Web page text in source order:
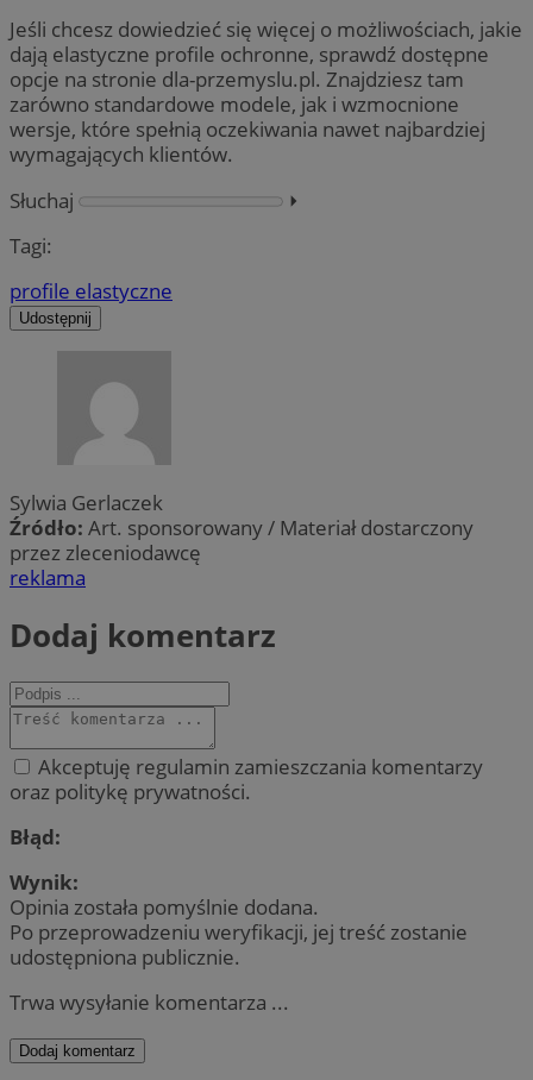
Jeśli chcesz dowiedzieć się więcej o możliwościach, jakie
dają elastyczne profile ochronne, sprawdź dostępne
opcje na stronie dla-przemyslu.pl. Znajdziesz tam
zarówno standardowe modele, jak i wzmocnione
wersje, które spełnią oczekiwania nawet najbardziej
wymagających klientów.
Słuchaj
⏵︎
Tagi:
profile elastyczne
Udostępnij
Sylwia Gerlaczek
Źródło: Art. sponsorowany / Materiał dostarczony
przez zleceniodawcę
reklama
Dodaj komentarz
Akceptuję regulamin zamieszczania komentarzy
oraz politykę prywatności.
Błąd:
Wynik:
Opinia została pomyślnie dodana.
Po przeprowadzeniu weryfikacji, jej treść zostanie
udostępniona publicznie.
Trwa wysyłanie komentarza ...
Dodaj komentarz